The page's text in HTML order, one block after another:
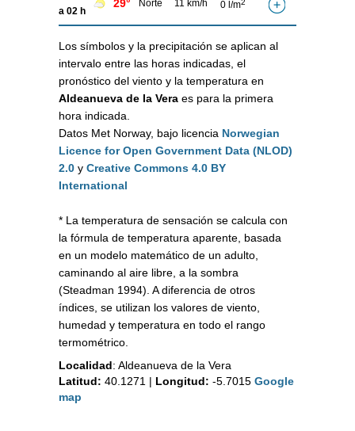
a 02 h
29° Norte 11 km/h 0 l/m2
Los símbolos y la precipitación se aplican al
intervalo entre las horas indicadas, el
pronóstico del viento y la temperatura en
Aldeanueva de la Vera es para la primera
hora indicada.
Datos Met Norway, bajo licencia Norwegian
Licence for Open Government Data (NLOD)
2.0 y Creative Commons 4.0 BY
International
* La temperatura de sensación se calcula con
la fórmula de temperatura aparente, basada
en un modelo matemático de un adulto,
caminando al aire libre, a la sombra
(Steadman 1994). A diferencia de otros
índices, se utilizan los valores de viento,
humedad y temperatura en todo el rango
termométrico.
Localidad: Aldeanueva de la Vera
Latitud: 40.1271 | Longitud: -5.7015 Google
map